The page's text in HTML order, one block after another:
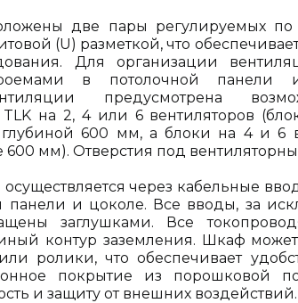
две пары регулируемых по
(U) разметкой, что
Для организации
в потолочной панели
предусмотрена
на 2, 4 или 6 вентиляторов
600 мм, а блоки на 4 и 6
мм). Отверстия под
через кабельные
панели и цоколе. Все вводы, за
заглушками. Все
контур заземления. Шкаф
ролики, что обеспечивает
покрытие из порошковой
и защиту от внешних воздействий.